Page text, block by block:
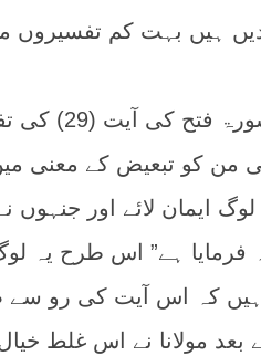
ہیں بہت کم تفسیروں
پہلی
من کو تبعیض کے معنی میں
ایمان لائے اور جنہوں
فرمایا ہے” اس طرح یہ
کہ اس آیت کی رو سے
مولانا نے اس غلط